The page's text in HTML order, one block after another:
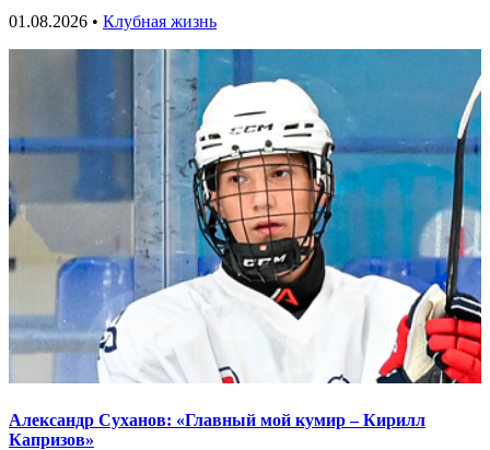
01.08.2026 • Клубная жизнь
Александр Суханов: «Главный мой кумир – Кирилл
Капризов»